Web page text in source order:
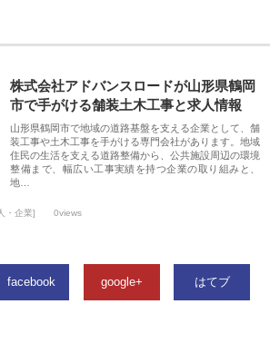
株式会社アドバンスロードが山形県鶴岡
市で手がける舗装土木工事と求人情報
山形県鶴岡市で地域の道路基盤を支える企業として、舗
装工事や土木工事を手がける専門会社があります。地域
住民の生活を支える道路整備から、公共施設周辺の環境
整備まで、幅広い工事実績を持つ企業の取り組みと、
地…
・企業] 0views
facebook google+ はてブ